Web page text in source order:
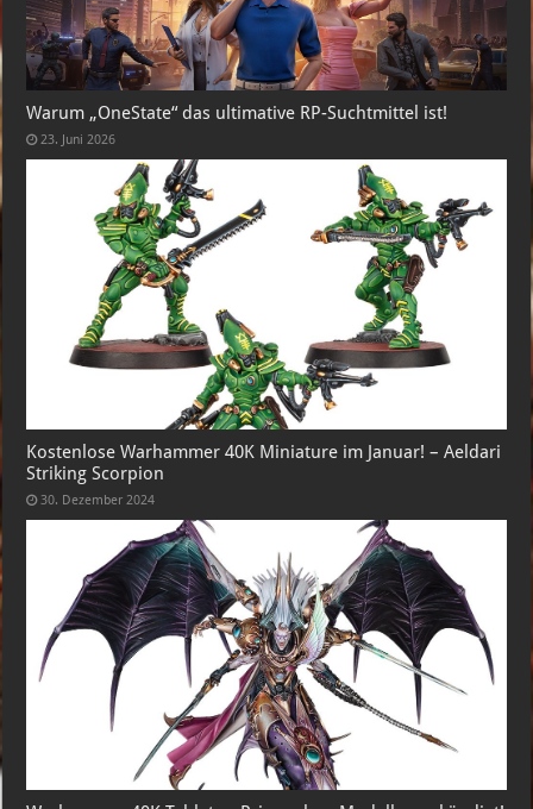
Warum „OneState“ das ultimative RP-Suchtmittel ist!
23. Juni 2026
Kostenlose Warhammer 40K Miniature im Januar! – Aeldari
Striking Scorpion
30. Dezember 2024